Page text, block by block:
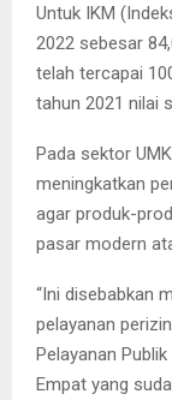
Untuk IKM
2022 sebesar
telah tercapai
tahun 2021 nilai
Pada sektor
meningkatkan
agar produk-
pasar modern
“Ini disebabkan
pelayanan
Pelayanan
Empat yang